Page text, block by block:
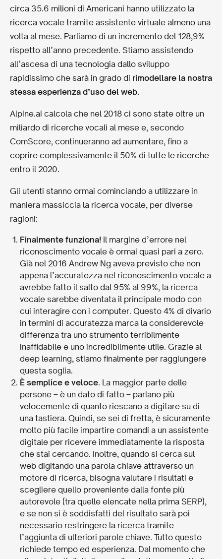
circa 35.6 milioni di Americani hanno utilizzato la
ricerca vocale tramite assistente virtuale almeno una
volta al mese. Parliamo di un incremento del 128,9%
rispetto all’anno precedente. Stiamo assistendo
all’ascesa di una tecnologia dallo sviluppo
rapidissimo che sarà in grado di rimodellare la nostra
stessa esperienza d’uso del web.
Alpine.ai calcola che nel 2018 ci sono state oltre un
miliardo di ricerche vocali al mese e, secondo
ComScore, continueranno ad aumentare, fino a
coprire complessivamente il 50% di tutte le ricerche
entro il 2020.
Gli utenti stanno ormai cominciando a utilizzare in
maniera massiccia la ricerca vocale, per diverse
ragioni:
Finalmente funziona! Il margine d’errore nel
riconoscimento vocale è ormai quasi pari a zero.
Già nel 2016 Andrew Ng aveva previsto che non
appena l’accuratezza nel riconoscimento vocale a
avrebbe fatto il salto dal 95% al 99%, la ricerca
vocale sarebbe diventata il principale modo con
cui interagire con i computer. Questo 4% di divario
in termini di accuratezza marca la considerevole
differenza tra uno strumento terribilmente
inaffidabile e uno incredibilmente utile. Grazie al
deep learning, stiamo finalmente per raggiungere
questa soglia.
È semplice e veloce. La maggior parte delle
persone – è un dato di fatto – parlano più
velocemente di quanto riescano a digitare su di
una tastiera. Quindi, se sei di fretta, è sicuramente
molto più facile impartire comandi a un assistente
digitale per ricevere immediatamente la risposta
che stai cercando. Inoltre, quando si cerca sul
web digitando una parola chiave attraverso un
motore di ricerca, bisogna valutare i risultati e
scegliere quello proveniente dalla fonte più
autorevole (tra quelle elencate nella prima SERP),
e se non si è soddisfatti del risultato sarà poi
necessario restringere la ricerca tramite
l’aggiunta di ulteriori parole chiave. Tutto questo
richiede tempo ed esperienza. Dal momento che